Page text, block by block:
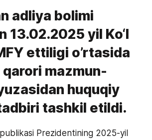
adliya bolimi
13.02.2025 yil Ko‘l
ettiligi o’rtasida
mazmun-
huquqiy
tashkil etildi.
Prezidentining 2025-yil